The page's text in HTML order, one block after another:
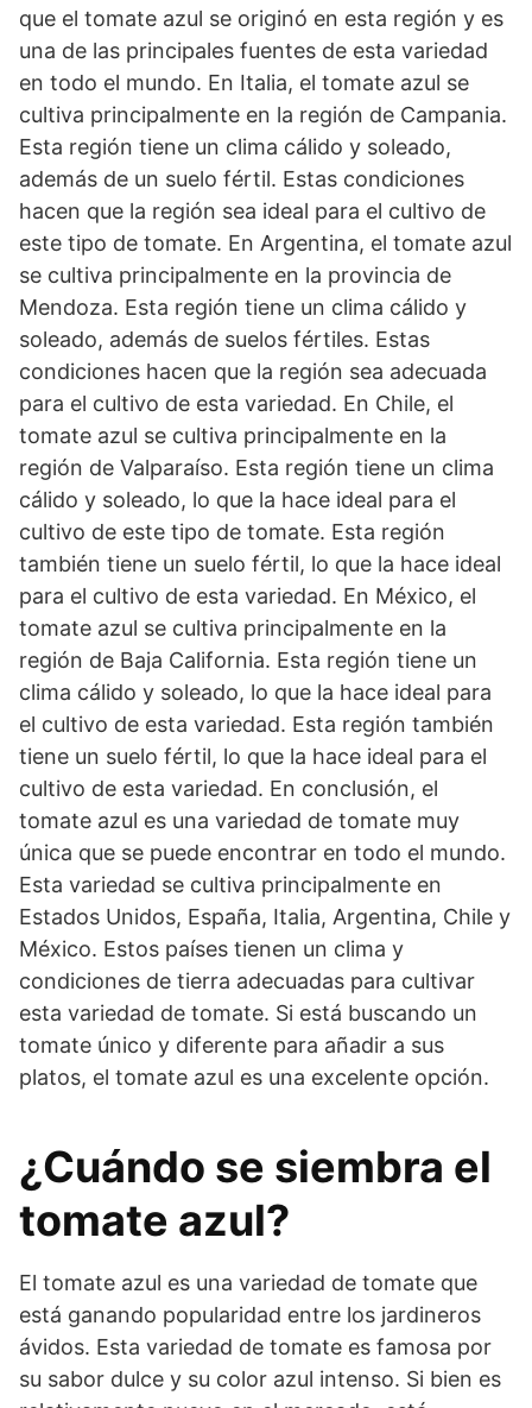
que el tomate azul se originó en esta región y es
una de las principales fuentes de esta variedad
en todo el mundo. En Italia, el tomate azul se
cultiva principalmente en la región de Campania.
Esta región tiene un clima cálido y soleado,
además de un suelo fértil. Estas condiciones
hacen que la región sea ideal para el cultivo de
este tipo de tomate. En Argentina, el tomate azul
se cultiva principalmente en la provincia de
Mendoza. Esta región tiene un clima cálido y
soleado, además de suelos fértiles. Estas
condiciones hacen que la región sea adecuada
para el cultivo de esta variedad. En Chile, el
tomate azul se cultiva principalmente en la
región de Valparaíso. Esta región tiene un clima
cálido y soleado, lo que la hace ideal para el
cultivo de este tipo de tomate. Esta región
también tiene un suelo fértil, lo que la hace ideal
para el cultivo de esta variedad. En México, el
tomate azul se cultiva principalmente en la
región de Baja California. Esta región tiene un
clima cálido y soleado, lo que la hace ideal para
el cultivo de esta variedad. Esta región también
tiene un suelo fértil, lo que la hace ideal para el
cultivo de esta variedad. En conclusión, el
tomate azul es una variedad de tomate muy
única que se puede encontrar en todo el mundo.
Esta variedad se cultiva principalmente en
Estados Unidos, España, Italia, Argentina, Chile y
México. Estos países tienen un clima y
condiciones de tierra adecuadas para cultivar
esta variedad de tomate. Si está buscando un
tomate único y diferente para añadir a sus
platos, el tomate azul es una excelente opción.
¿Cuándo se siembra el
tomate azul?
El tomate azul es una variedad de tomate que
está ganando popularidad entre los jardineros
ávidos. Esta variedad de tomate es famosa por
su sabor dulce y su color azul intenso. Si bien es